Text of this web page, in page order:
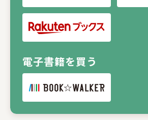
電子書籍を買う